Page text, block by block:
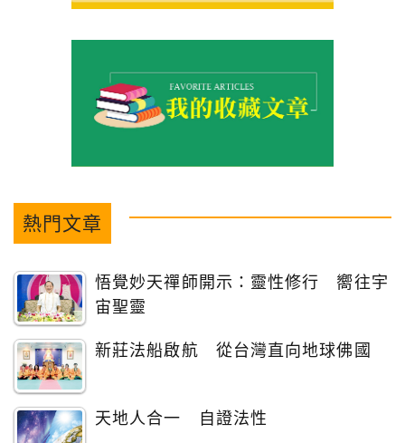
熱門文章
悟覺妙天禪師開示：靈性修行 嚮往宇
宙聖靈
新莊法船啟航 從台灣直向地球佛國
天地人合一 自證法性